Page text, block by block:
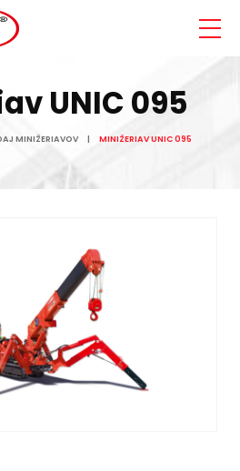
UNIC 095
MINIŽERIAVOV MINIŽERIAV UNIC 095